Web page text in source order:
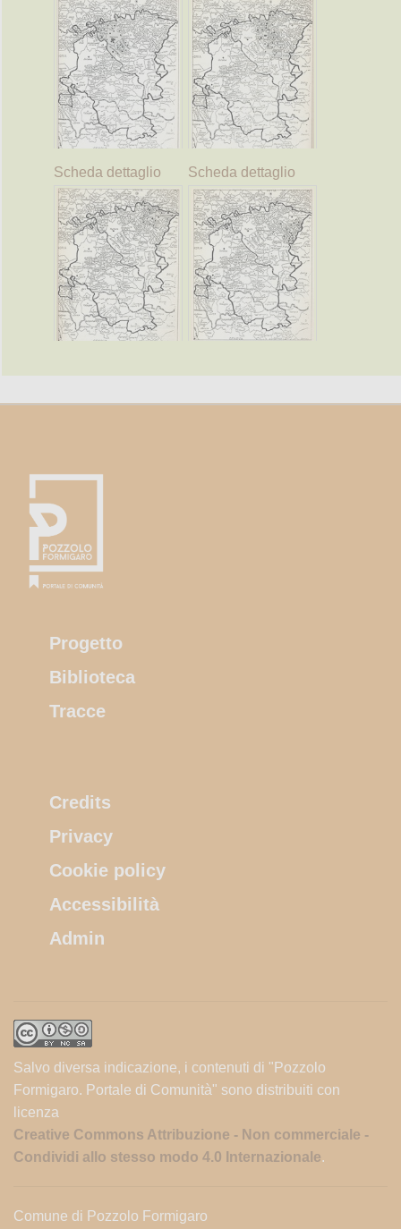
Scheda dettaglio Scheda dettaglio
Progetto
Biblioteca
Tracce
Credits
Privacy
Cookie policy
Accessibilità
Admin
Salvo diversa indicazione, i contenuti di "Pozzolo
Formigaro. Portale di Comunità" sono distribuiti con
licenza
Creative Commons Attribuzione - Non commerciale -
Condividi allo stesso modo 4.0 Internazionale.
Comune di Pozzolo Formigaro